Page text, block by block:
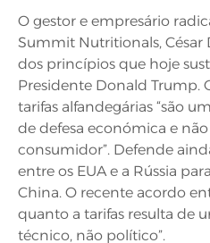
O gestor e empresário
Summit Nutritionals, César
dos princípios que hoje
Presidente Donald Trump.
tarifas alfandegárias “são
de defesa económica e
consumidor”. Defende
entre os EUA e a Rússia
China. O recente acordo
quanto a tarifas resulta de
técnico, não político”.